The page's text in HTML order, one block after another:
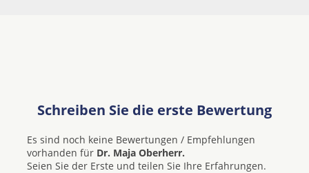
Schreiben Sie die erste Bewertung
Es sind noch keine Bewertungen / Empfehlungen
vorhanden für Dr. Maja Oberherr.
Seien Sie der Erste und teilen Sie Ihre Erfahrungen.